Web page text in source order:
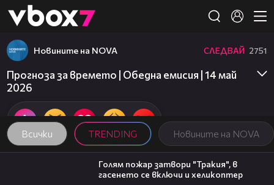
👾
Всички TRENDING Новините на NOVA
Новините на NOVA СЛЕДВАЙ 2751
Прогноза за времето | Обедна емисия | 14 май
2026
00:33
Голям пожар затвори "Тракия", в
гасенето се включи и хеликоптер